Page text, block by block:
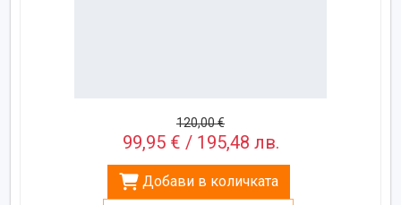
120,00 €
99,95 € / 195,48 лв.
Добави в количката